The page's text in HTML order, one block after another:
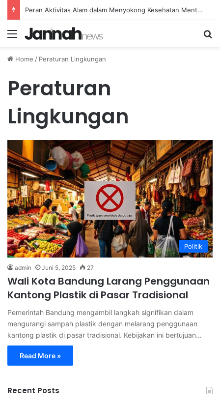
Peran Aktivitas Alam dalam Menyokong Kesehatan Mental dan Menenangkan Pikiran di Masa Sulit
Menu
Home / Peraturan Lingkungan
Peraturan
Lingkungan
Politik
admin Juni 5, 2025 27
Wali Kota Bandung Larang Penggunaan
Kantong Plastik di Pasar Tradisional
Pemerintah Bandung mengambil langkah signifikan dalam
mengurangi sampah plastik dengan melarang penggunaan
kantong plastik di pasar tradisional. Kebijakan ini bertujuan…
Read More »
Recent Posts